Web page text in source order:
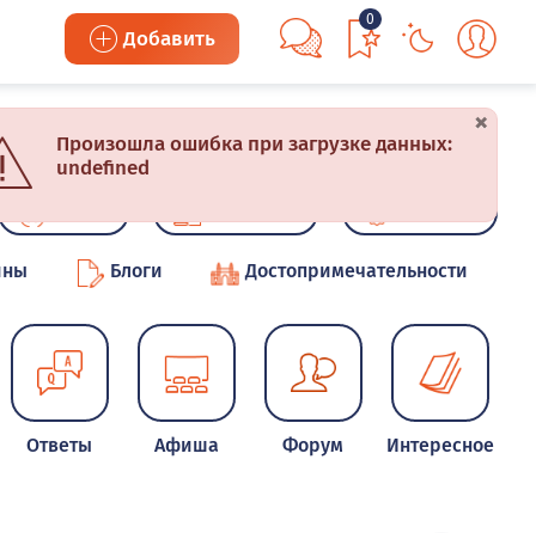
Добавить
0
×
Произошла ошибка при загрузке данных:
undefined
Блоги Достопримечательности
Ответы Афиша Форум Интересное